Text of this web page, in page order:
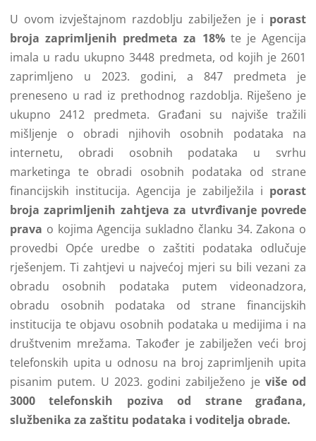
U ovom izvještajnom razdoblju zabilježen je i porast
broja zaprimljenih predmeta za 18%te je Agencija
imala u radu ukupno 3448 predmeta, od kojih je 2601
zaprimljeno u 2023. godini, a 847 predmeta je
preneseno u rad iz prethodnog razdoblja. Riješeno je
ukupno 2412 predmeta. Građani su najviše tražili
mišljenje o obradi njihovih osobnih podataka na
internetu, obradi osobnih podataka u svrhu
marketinga te obradi osobnih podataka od strane
financijskih institucija. Agencija je zabilježila i porast
broja zaprimljenih zahtjeva za utvrđivanje povrede
prava o kojima Agencija sukladno članku 34. Zakona o
provedbi Opće uredbe o zaštiti podataka odlučuje
rješenjem. Ti zahtjevi u najvećoj mjeri su bili vezani za
obradu osobnih podataka putem videonadzora,
obradu osobnih podataka od strane financijskih
institucija te objavu osobnih podataka u medijima i na
društvenim mrežama. Također je zabilježen veći broj
telefonskih upita u odnosu na broj zaprimljenih upita
pisanim putem. U 2023. godini zabilježeno je više od
3000 telefonskih poziva od strane građana,
službenika za zaštitu podataka i voditelja obrade.